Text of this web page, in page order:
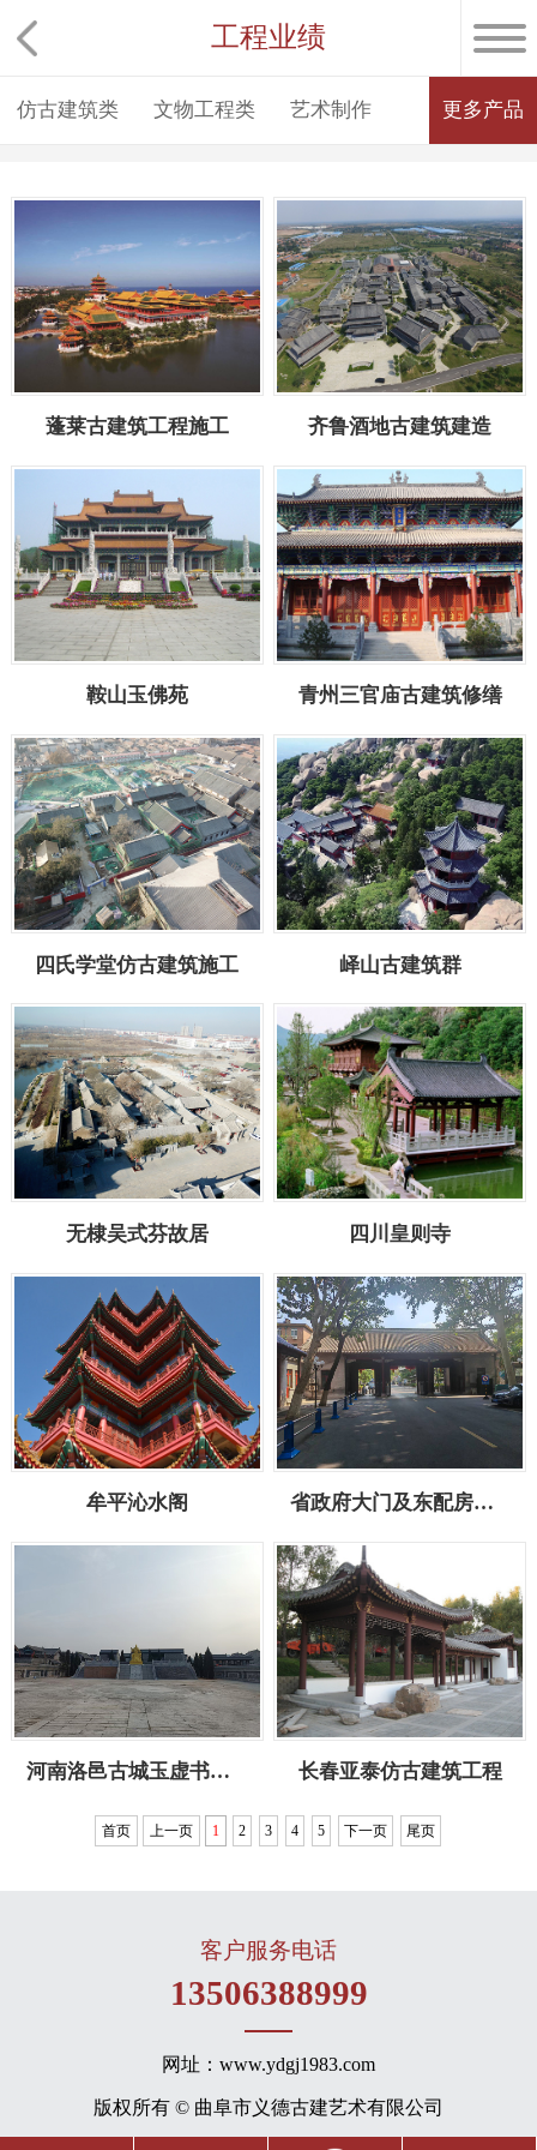
工程业绩
仿古建筑类 文物工程类 艺术制作 更多产品
蓬莱古建筑工程施工 齐鲁酒地古建筑建造
鞍山玉佛苑 青州三官庙古建筑修缮
四氏学堂仿古建筑施工 峄山古建筑群
无棣吴式芬故居 四川皇则寺
牟平沁水阁 省政府大门及东配房修缮工程
河南洛邑古城玉虚书院施工 长春亚泰仿古建筑工程
首页 上一页 1 2 3 4 5 下一页 尾页
客户服务电话
13506388999
网址：www.ydgj1983.com
版权所有 © 曲阜市义德古建艺术有限公司